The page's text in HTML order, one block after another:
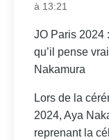
à 13:21
JO Paris 2024
qu’il pense
Nakamura
Lors de la
2024, Aya
reprenant la